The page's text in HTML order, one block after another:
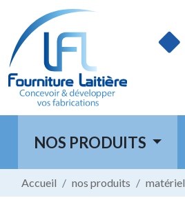
NOS PRODUITS
Accueil nos produits matériel
Panneau de gestion des cookies